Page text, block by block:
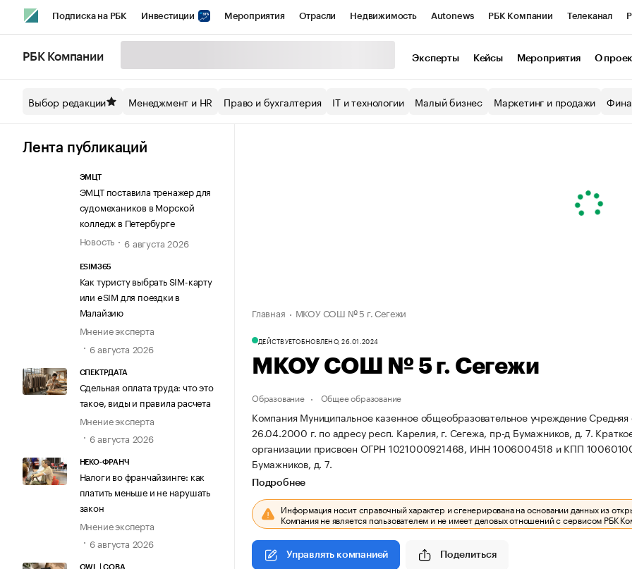
Подписка на РБК Инвестиции Мероприятия Отрасли Недвижимость Autonews РБК Компании Телеканал
Спецпроекты СПб Конференции СПб Спецпроекты Экономика Бизнес
Технологии и медиа
РБК Компании Эксперты Кейсы Мероприятия О
Выбор редакции Менеджмент и HR Право и бухгалтерия IT и технологии Малый бизнес Маркетинг и продажи
Лента публикаций
ЭМЦТ
ЭМЦТ поставила тренажер для
судомехаников в Морской
колледж в Петербурге
Новость
6 августа 2026
ESIM365
Как туристу выбрать SIM-карту
или eSIM для поездки в
Малайзию
Мнение эксперта
6 августа 2026
СПЕКТРДАТА
Сдельная оплата труда: что это
такое, виды и правила расчета
Мнение эксперта
6 августа 2026
НЕКО-ФРАНЧ
Налоги во франчайзинге: как
платить меньше и не нарушать
закон
Мнение эксперта
6 августа 2026
Главная МКОУ СОШ № 5 г. Сегежи
ДЕЙСТВУЕТОБНОВЛЕНО, 26.01.2024
МКОУ СОШ № 5 г. Сегежи
Образование Общее образование
Компания Муниципальное казенное общеобразовательное учреждение
26.04.2000 г. по адресу респ. Карелия, г. Сегежа, пр-д Бумажников, д. 7.
организации присвоен ОГРН 1021000921468, ИНН 1006004518 и КПП
Бумажников, д. 7.
Подробнее
Информация носит справочный характер и сгенерирована на основании данных из
Компания не является пользователем и не имеет деловых отношений с сервисом РБК
Управлять компанией Поделиться